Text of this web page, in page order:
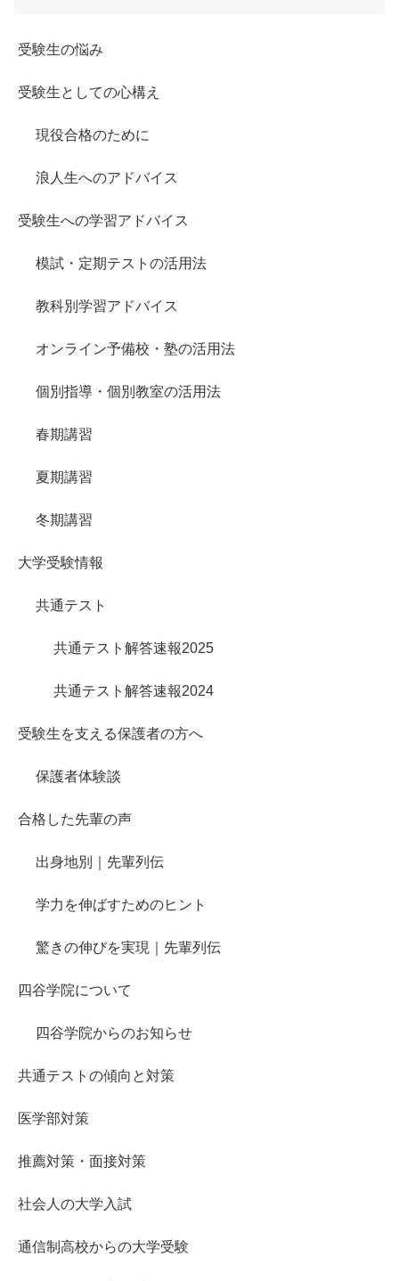
受験生の悩み
受験生としての心構え
現役合格のために
浪人生へのアドバイス
受験生への学習アドバイス
模試・定期テストの活用法
教科別学習アドバイス
オンライン予備校・塾の活用法
個別指導・個別教室の活用法
春期講習
夏期講習
冬期講習
大学受験情報
共通テスト
共通テスト解答速報2025
共通テスト解答速報2024
受験生を支える保護者の方へ
保護者体験談
合格した先輩の声
出身地別｜先輩列伝
学力を伸ばすためのヒント
驚きの伸びを実現｜先輩列伝
四谷学院について
四谷学院からのお知らせ
共通テストの傾向と対策
医学部対策
推薦対策・面接対策
社会人の大学入試
通信制高校からの大学受験